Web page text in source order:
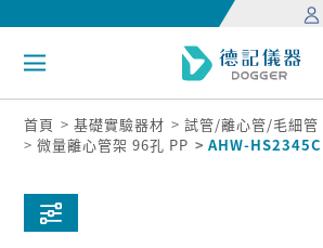
首頁 基礎實驗器材 試管/離心管/毛細管
微量離心管架 96孔 PP
AHW-HS2345C